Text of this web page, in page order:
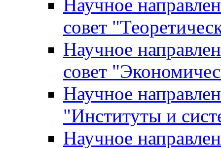
Научное
совет
Научное
совет
Научное
"Институты и
Научное